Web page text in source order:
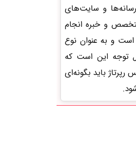
و سایت‌های
و خبره انجام
و به عنوان نوع
توجه این است که
باید بگونه‌ای